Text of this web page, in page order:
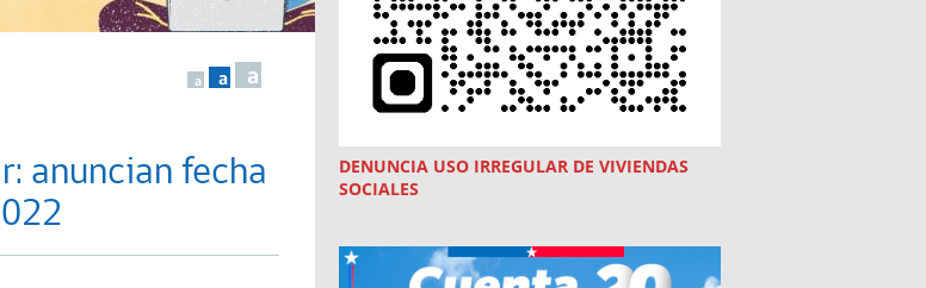
a a a
anuncian fecha
DENUNCIA USO IRREGULAR DE VIVIENDAS
SOCIALES